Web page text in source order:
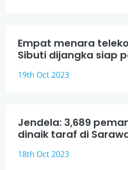
Empat menara
Sibuti dijangka siap
19th Oct 2023
Jendela: 3,689
dinaik taraf di
18th Oct 2023